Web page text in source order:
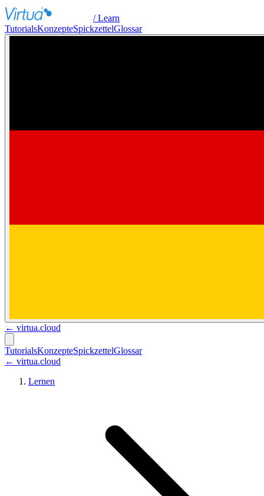
/ Learn
TutorialsKonzepteSpickzettelGlossar
← virtua.cloud
TutorialsKonzepteSpickzettelGlossar
← virtua.cloud
Lernen